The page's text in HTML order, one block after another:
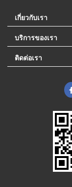
เกี่ยวกับเรา
บริการของเรา
ติดต่อเรา